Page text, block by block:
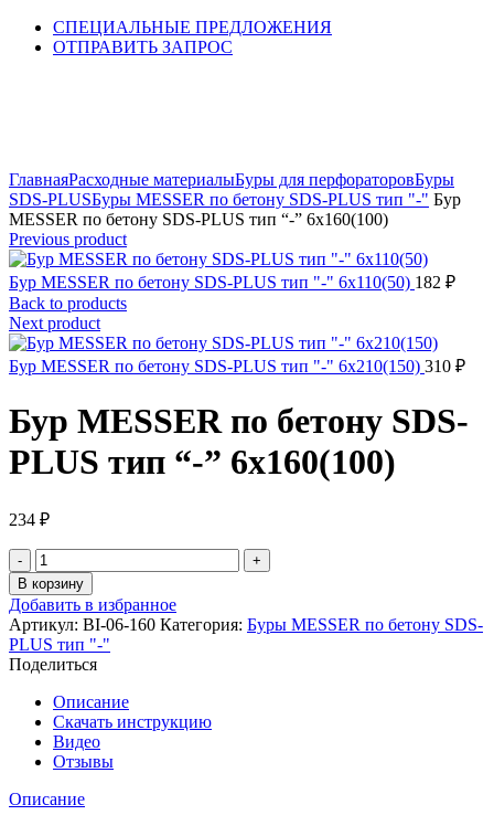
СПЕЦИАЛЬНЫЕ ПРЕДЛОЖЕНИЯ
ОТПРАВИТЬ ЗАПРОС
ГлавнаяРасходные материалыБуры для перфораторовБуры
SDS-PLUSБуры MESSER по бетону SDS-PLUS тип "-" Бур
MESSER по бетону SDS-PLUS тип “-” 6х160(100)
Previous product
Бур MESSER по бетону SDS-PLUS тип "-" 6х110(50) 182 ₽
Back to products
Next product
Бур MESSER по бетону SDS-PLUS тип "-" 6х210(150) 310 ₽
Бур MESSER по бетону SDS-
PLUS тип “-” 6х160(100)
234 ₽
Количество
товара
Бур
MESSER
по
бетону
SDS-
PLUS
тип
"-
"
6х160(100)
В корзину
Добавить в избранное
Артикул: BI-06-160 Категория: Буры MESSER по бетону SDS-
PLUS тип "-"
Поделиться
Описание
Скачать инструкцию
Видео
Отзывы
Описание